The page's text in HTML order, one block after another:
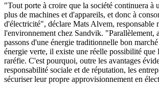
"Tout porte à croire que la société continuera à
plus de machines et d'appareils, et donc à
d'électricité", déclare Mats Alvem, responsable
l'environnement chez Sandvik. "Parallèlement,
passons d'une énergie traditionnelle bon
énergie verte, il existe une réelle possibilité que
raréfie. C'est pourquoi, outre les avantages
responsabilité sociale et de réputation, les
sécuriser leur propre approvisionnement en